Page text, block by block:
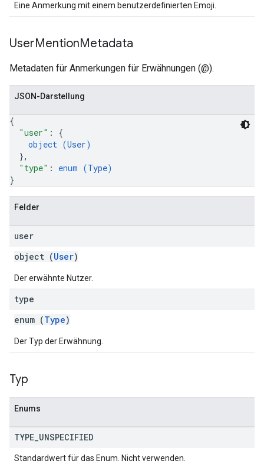
Eine Anmerkung mit einem benutzerdefinierten Emoji.
UserMentionMetadata
Metadaten für Anmerkungen für Erwähnungen (@).
JSON-Darstellung
{
"user" : {
object (User)
},
"type" : enum (Type)
}
Felder
user
object (User)
Der erwähnte Nutzer.
type
enum (Type)
Der Typ der Erwähnung.
Typ
Enums
TYPE UNSPECIFIED
Standardwert für das Enum. Nicht verwenden.